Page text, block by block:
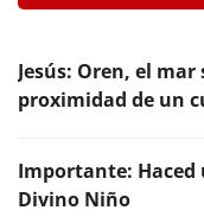
Jesús: Oren, el
proximidad de un
Importante: Haced
Divino Niño